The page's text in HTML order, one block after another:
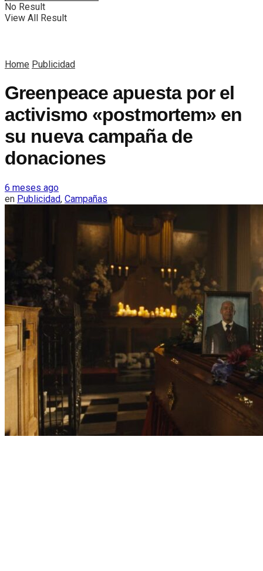
No Result
View All Result
Home Publicidad
Greenpeace apuesta por el
activismo «postmortem» en
su nueva campaña de
donaciones
6 meses ago
en Publicidad, Campañas